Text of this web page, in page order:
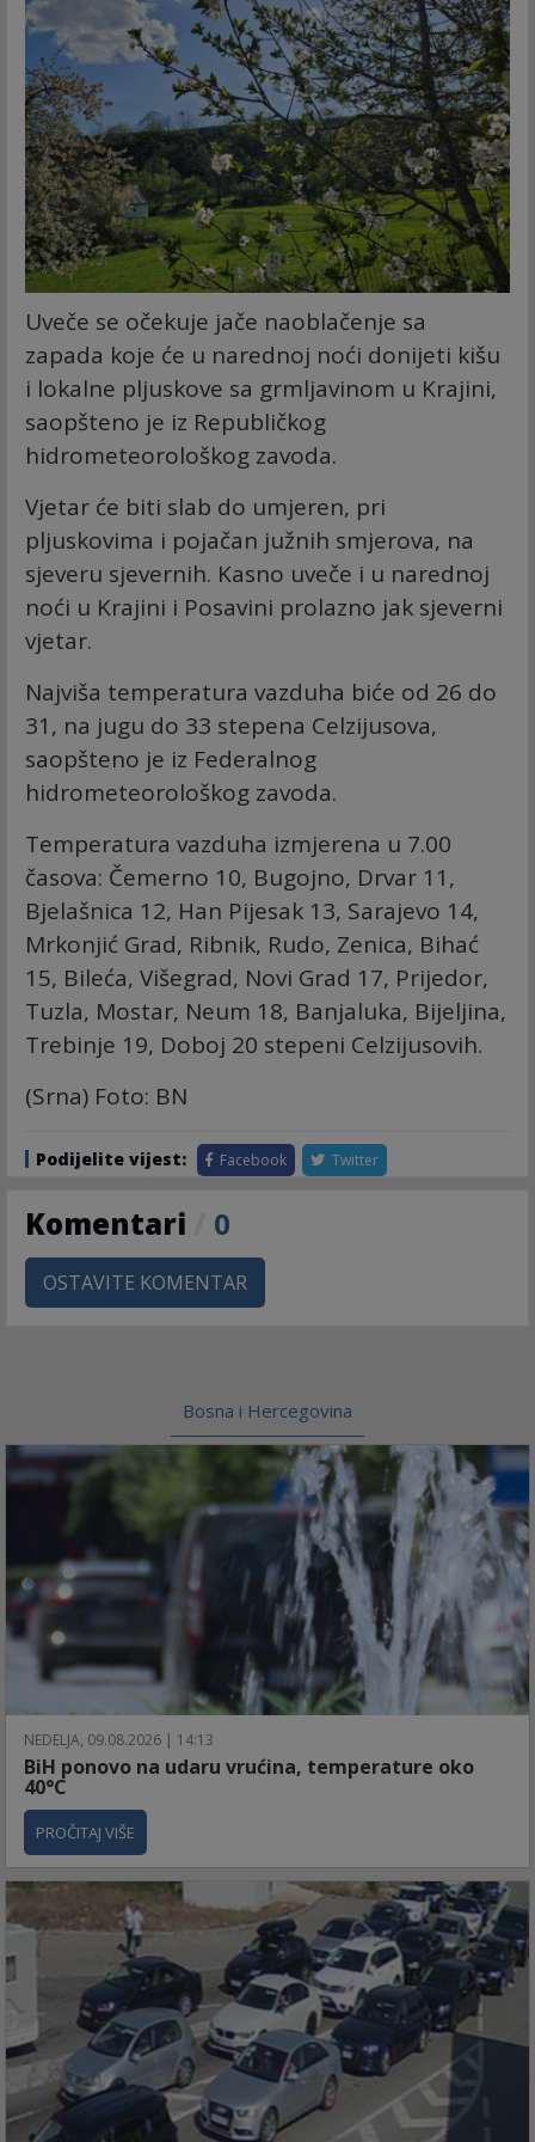
Uveče se očekuje jače naoblačenje sa
zapada koje će u narednoj noći donijeti kišu
i lokalne pljuskove sa grmljavinom u Krajini,
saopšteno je iz Republičkog
hidrometeorološkog zavoda.
Vjetar će biti slab do umjeren, pri
pljuskovima i pojačan južnih smjerova, na
sjeveru sjevernih. Kasno uveče i u narednoj
noći u Krajini i Posavini prolazno jak sjeverni
vjetar.
Najviša temperatura vazduha biće od 26 do
31, na jugu do 33 stepena Celzijusova,
saopšteno je iz Federalnog
hidrometeorološkog zavoda.
Temperatura vazduha izmjerena u 7.00
časova: Čemerno 10, Bugojno, Drvar 11,
Bjelašnica 12, Han Pijesak 13, Sarajevo 14,
Mrkonjić Grad, Ribnik, Rudo, Zenica, Bihać
15, Bileća, Višegrad, Novi Grad 17, Prijedor,
Tuzla, Mostar, Neum 18, Banjaluka, Bijeljina,
Trebinje 19, Doboj 20 stepeni Celzijusovih.
(Srna) Foto: BN
Podijelite vijest: Facebook Twitter
Komentari 0
OSTAVITE KOMENTAR
Bosna i Hercegovina
NEDELJA, 09.08.2026 | 14:13
BiH ponovo na udaru vrućina, temperature oko
40°C
PROČITAJ VIŠE